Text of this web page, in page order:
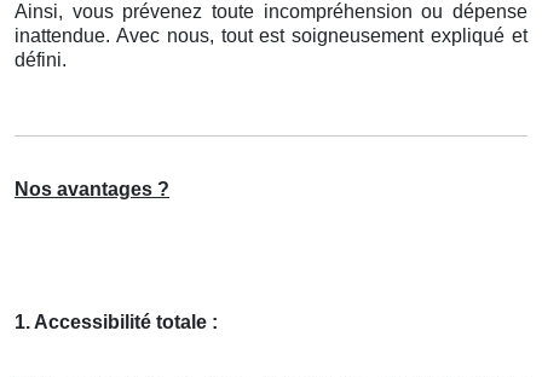
Ainsi, vous prévenez toute incompréhension ou dépense
inattendue. Avec nous, tout est soigneusement expliqué et
défini.
Nos avantages ?
1. Accessibilité totale :